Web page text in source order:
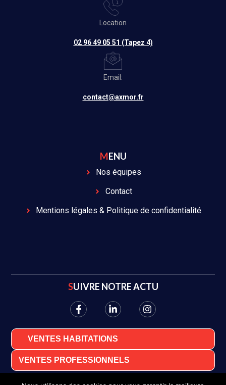
Location
02 96 49 05 51 (Tapez 4)
Email:
contact@axmor.fr
MENU
Nos équipes
Contact
Mentions légales & Politique de confidentialité
SUIVRE NOTRE ACTU
VENTES HABITATIONS
VENTES PROFESSIONNELS